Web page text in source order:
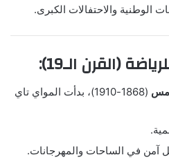
الوطنية والاحتفالات الكبرى.
(1868-1910)، بدأت المواي تاي
في الساحات والمهرجانات.